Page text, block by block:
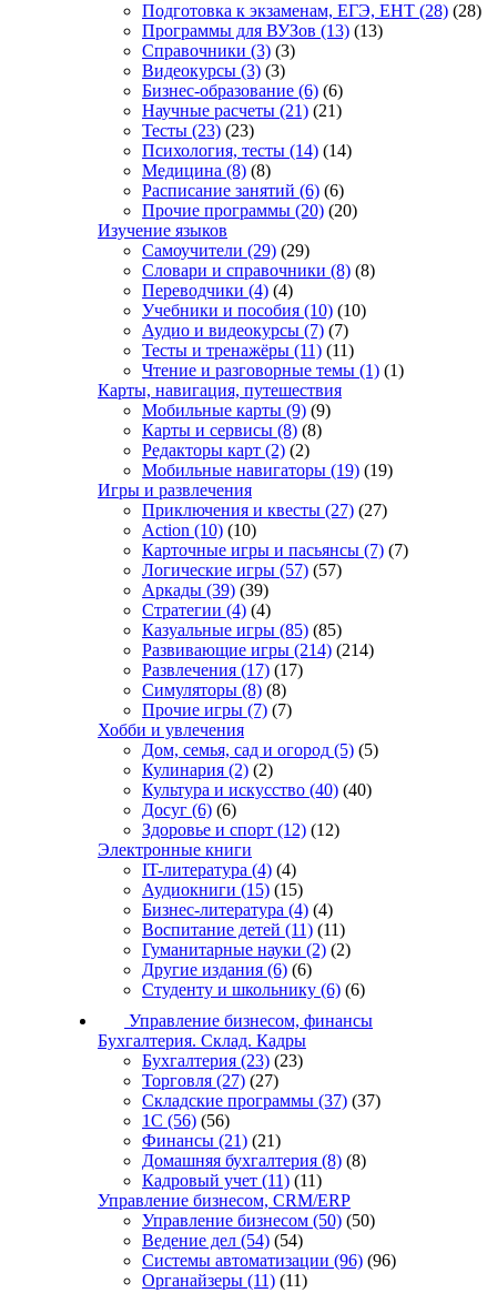
Подготовка к экзаменам, ЕГЭ, ЕНТ (28) (28)
Программы для ВУЗов (13) (13)
Справочники (3) (3)
Видеокурсы (3) (3)
Бизнес-образование (6) (6)
Научные расчеты (21) (21)
Тесты (23) (23)
Психология, тесты (14) (14)
Медицина (8) (8)
Расписание занятий (6) (6)
Прочие программы (20) (20)
Изучение языков
Самоучители (29) (29)
Словари и справочники (8) (8)
Переводчики (4) (4)
Учебники и пособия (10) (10)
Аудио и видеокурсы (7) (7)
Тесты и тренажёры (11) (11)
Чтение и разговорные темы (1) (1)
Карты, навигация, путешествия
Мобильные карты (9) (9)
Карты и сервисы (8) (8)
Редакторы карт (2) (2)
Мобильные навигаторы (19) (19)
Игры и развлечения
Приключения и квесты (27) (27)
Action (10) (10)
Карточные игры и пасьянсы (7) (7)
Логические игры (57) (57)
Аркады (39) (39)
Стратегии (4) (4)
Казуальные игры (85) (85)
Развивающие игры (214) (214)
Развлечения (17) (17)
Симуляторы (8) (8)
Прочие игры (7) (7)
Хобби и увлечения
Дом, семья, сад и огород (5) (5)
Кулинария (2) (2)
Культура и искусство (40) (40)
Досуг (6) (6)
Здоровье и спорт (12) (12)
Электронные книги
IT-литература (4) (4)
Аудиокниги (15) (15)
Бизнес-литература (4) (4)
Воспитание детей (11) (11)
Гуманитарные науки (2) (2)
Другие издания (6) (6)
Студенту и школьнику (6) (6)
Управление бизнесом, финансы
Бухгалтерия. Склад. Кадры
Бухгалтерия (23) (23)
Торговля (27) (27)
Складские программы (37) (37)
1С (56) (56)
Финансы (21) (21)
Домашняя бухгалтерия (8) (8)
Кадровый учет (11) (11)
Управление бизнесом, CRM/ERP
Управление бизнесом (50) (50)
Ведение дел (54) (54)
Системы автоматизации (96) (96)
Органайзеры (11) (11)